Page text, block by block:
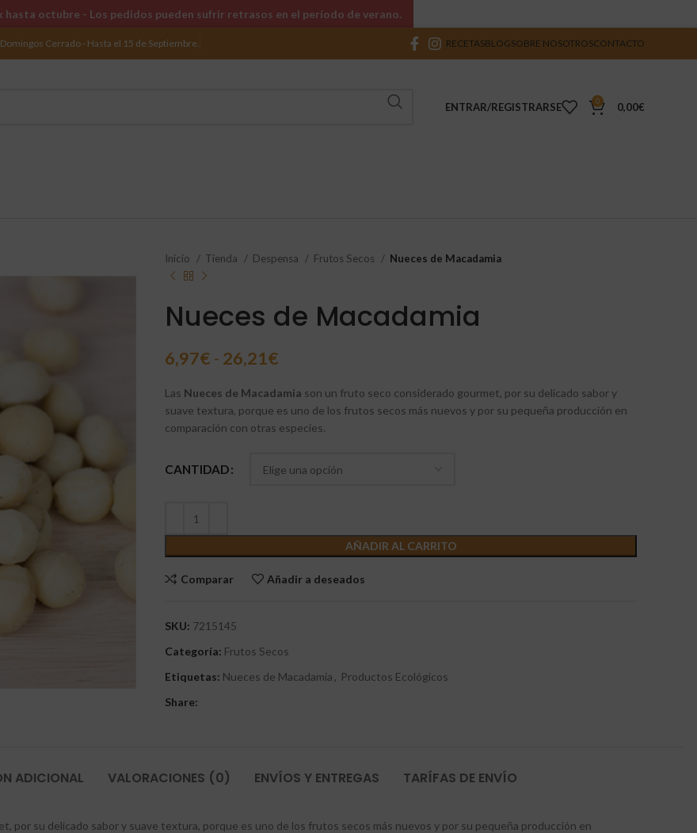
Cerrado - Hasta el 15 de Septiembre. RECETASBLOGSOBRE NOSOTROSCONTACTO
ENTRAR/REGISTRARSE 0 0,00€
Inicio Tienda Despensa Frutos Secos Nueces de Macadamia
Nueces de Macadamia
6,97€ - 26,21€
Las Nueces de Macadamia son un fruto seco considerado gourmet, por su delicado sabor y
suave textura, porque es uno de los frutos secos más nuevos y por su pequeña producción en
comparación con otras especies.
CANTIDAD
AÑADIR AL CARRITO
Comparar Añadir a deseados
SKU: 7215145
Categoría: Frutos Secos
Etiquetas: Nueces de Macadamia , Productos Ecológicos
Share:
ADICIONAL VALORACIONES (0) ENVÍOS Y ENTREGAS TARÍFAS DE ENVÍO
por su delicado sabor y suave textura, porque es uno de los frutos secos más nuevos y por su pequeña producción en
octubre - Los pedidos pueden sufrir retrasos en el período de verano.